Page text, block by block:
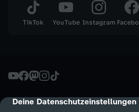
cmp-dialog-description
Deine Datenschutzeinstellungen
TikTok YouTube Instagram